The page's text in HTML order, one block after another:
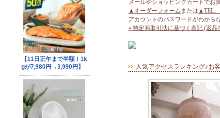
メールやショッピングカートでお
▲オーダーフォーム または ▲TEL
アカウントのパスワードがわから
» 特定商取引法に基づく表記 (返品
人気アクセスランキング♪お